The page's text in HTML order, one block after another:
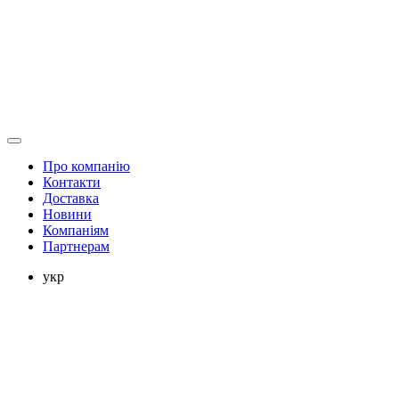
Про компанію
Контакти
Доставка
Новини
Компаніям
Партнерам
укр